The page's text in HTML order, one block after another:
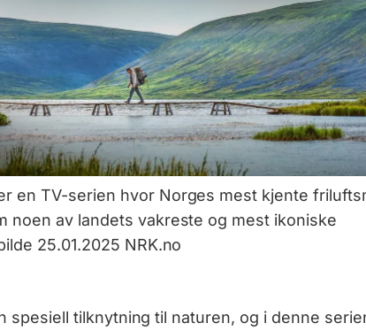
en TV-serien hvor Norges mest kjente
noen av landets vakreste og mest ikoniske
25.01.2025 NRK.no
spesiell tilknytning til naturen, og i denne